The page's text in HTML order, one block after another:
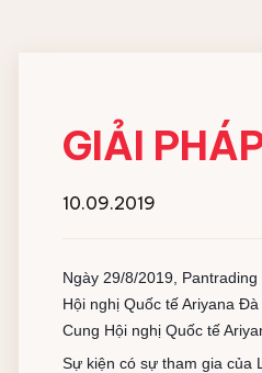
GIẢI
10.09.2019
Ngày 29/8/2019,
Hội nghị Quốc tế Ariyana
Cung Hội nghị Quốc tế
Sự kiện có sự tham gia của